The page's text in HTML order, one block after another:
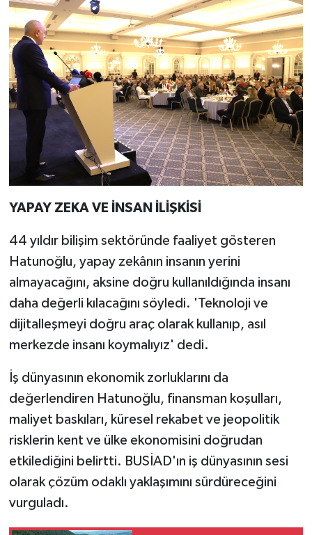
YAPAY ZEKA VE İNSAN İLİŞKİSİ
44 yıldır bilişim sektöründe faaliyet gösteren
Hatunoğlu, yapay zekânın insanın yerini
almayacağını, aksine doğru kullanıldığında insanı
daha değerli kılacağını söyledi. 'Teknoloji ve
dijitalleşmeyi doğru araç olarak kullanıp, asıl
merkezde insanı koymalıyız' dedi.
İş dünyasının ekonomik zorluklarını da
değerlendiren Hatunoğlu, finansman koşulları,
maliyet baskıları, küresel rekabet ve jeopolitik
risklerin kent ve ülke ekonomisini doğrudan
etkilediğini belirtti. BUSİAD'ın iş dünyasının sesi
olarak çözüm odaklı yaklaşımını sürdüreceğini
vurguladı.